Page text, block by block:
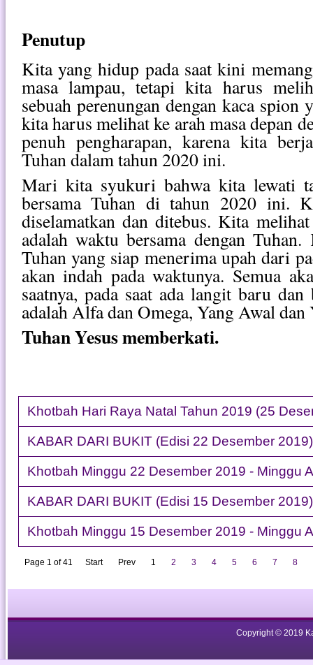
Penutup
Kita yang hidup pada saat kini
masa lampau, tetapi kita harus
sebuah perenungan dengan kaca spion
kita harus melihat ke arah masa depan
penuh pengharapan, karena kita
Tuhan dalam tahun 2020 ini.
Mari kita syukuri bahwa kita lewati
bersama Tuhan di tahun 2020 ini.
diselamatkan dan ditebus. Kita
adalah waktu bersama dengan
Tuhan yang siap menerima upah dari
akan indah pada waktunya. Semua
saatnya, pada saat ada langit baru
adalah Alfa dan Omega, Yang Awal
Tuhan Yesus memberkati.
Khotbah Hari Raya Natal Tahun 2019 (25
KABAR DARI BUKIT (Edisi 22 Desember 2019)
Khotbah Minggu 22 Desember 2019 - Minggu
KABAR DARI BUKIT (Edisi 15 Desember 2019)
Khotbah Minggu 15 Desember 2019 - Minggu
Page 1 of 41 Start Prev 1 2 3 4 5 6 7 8
Copyright © 2019